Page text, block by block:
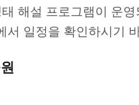
해설 프로그램이 운
서 일정을 확인하시기